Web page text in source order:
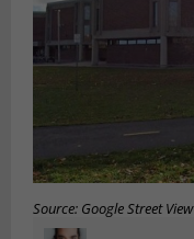
Source: Google Street View